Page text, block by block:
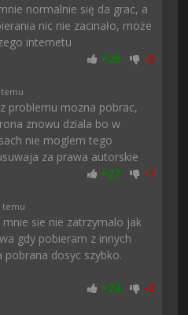
normalnie się da grac, a
nic nie zacinało, może
internetu
+26 -2
problemu mozna pobrac,
znowu dziala bo w
nie moglem tego
za prawa autorskie
+27 -1
temu
mnie sie nie zatrzymalo jak
gdy pobieram z innych
pobrana dosyc szybko.
+24 -2